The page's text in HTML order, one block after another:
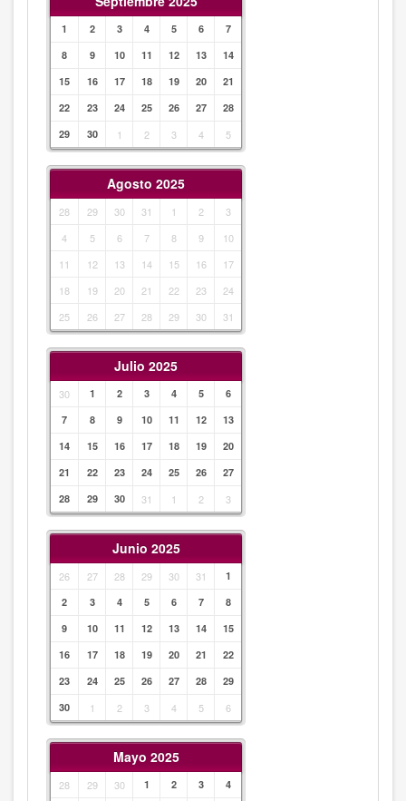
1 2 3 4 5 6
7
8
9 10 11 12 13
14
15
16 17 18 19 20
21
22
23 24 25 26 27
28
29
30 1 2 3 4 5
Agosto 2025
28 29 30 31 1 2
3
4
5 6 7 8 9
10
11
12 13 14 15 16
17
18
19 20 21 22 23
24
25
26 27 28 29 30 31
Julio 2025
30 1 2 3 4 5
6
7
8 9 10 11 12
13
14
15 16 17 18 19
20
21
22 23 24 25 26
27
28
29 30 31 1 2 3
Junio 2025
26 27 28 29 30 31
1
2
3 4 5 6 7
8
9
10 11 12 13 14
15
16
17 18 19 20 21
22
23
24 25 26 27 28
29
30
1 2 3 4 5 6
Mayo 2025
28 29 30 1 2 3 4